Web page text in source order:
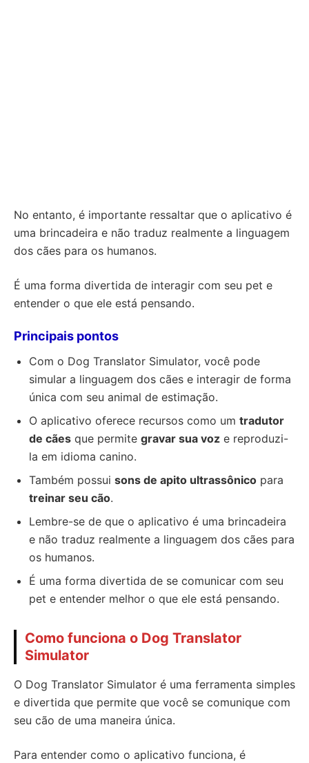
No entanto, é importante ressaltar que o aplicativo é
uma brincadeira e não traduz realmente a linguagem
dos cães para os humanos.
É uma forma divertida de interagir com seu pet e
entender o que ele está pensando.
Principais pontos
Com o Dog Translator Simulator, você pode
simular a linguagem dos cães e interagir de forma
única com seu animal de estimação.
O aplicativo oferece recursos como um tradutor
de cães que permite gravar sua voz e reproduzi-
la em idioma canino.
Também possui sons de apito ultrassônico para
treinar seu cão.
Lembre-se de que o aplicativo é uma brincadeira
e não traduz realmente a linguagem dos cães para
os humanos.
É uma forma divertida de se comunicar com seu
pet e entender melhor o que ele está pensando.
Como funciona o Dog Translator
Simulator
O Dog Translator Simulator é uma ferramenta simples
e divertida que permite que você se comunique com
seu cão de uma maneira única.
Para entender como o aplicativo funciona, é